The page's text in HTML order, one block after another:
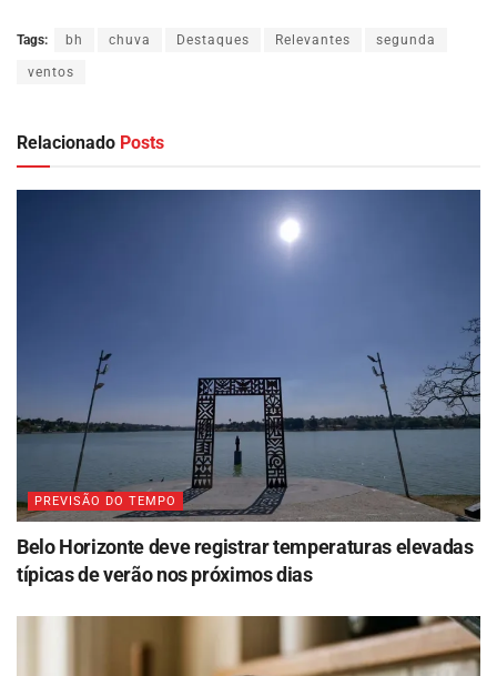
Tags: bh chuva Destaques Relevantes segunda
ventos
Relacionado Posts
PREVISÃO DO TEMPO
Belo Horizonte deve registrar temperaturas elevadas
típicas de verão nos próximos dias